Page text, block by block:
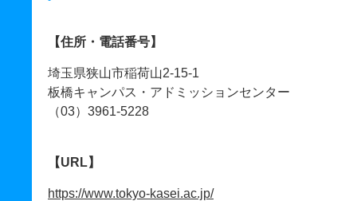
【住所・電話番号】
埼玉県狭山市稲荷山2-15-1
板橋キャンパス・アドミッションセンター
（03）3961-5228
【URL】
https://www.tokyo-kasei.ac.jp/